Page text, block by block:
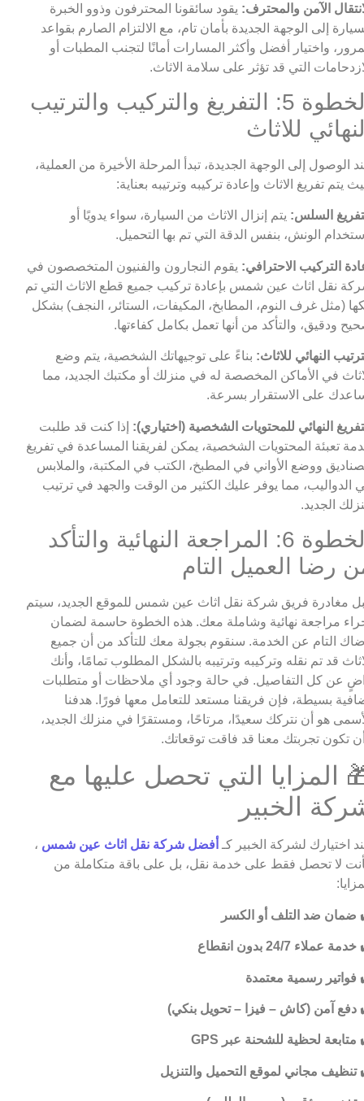
الآمن والمحترف: يقود سائقونا المحترفون وذوو الخبرة
إلى الوجهة الجديدة بأمان تام، مع الالتزام الصارم بقواعد
واختيار أفضل وأكثر المسارات أمانًا لتجنب المطبات أو
التي قد تؤثر على سلامة الاثاث.
الخطوة 5: التفريغ والتركيب والترتيب
للاثاث
الوصول إلى الوجهة الجديدة، تبدأ المرحلة الأخيرة من العملية،
يتم تفريغ الاثاث وإعادة تركيبه وترتيبه بعناية:
السلس: يتم إنزال الاثاث من السيارة، سواء يدويًا أو
الونش، بنفس الدقة التي تم بها التحميل.
التركيب الاحترافي: يقوم النجارون والفنيون المتخصصون في
نقل اثاث عين شمس بإعادة تركيب جميع قطع الاثاث التي تم
(مثل غرف النوم، المطابخ، المكيفات، الستائر، النجف) بشكل
ودقيق، والتأكد من أنها تعمل بكامل كفاءتها.
النهائي للاثاث: بناءً على توجيهاتك الشخصية، يتم وضع
في الأماكن المخصصة له في منزلك أو مكتبك الجديد، مما
على الاستقرار بسرعة.
النهائي للمحتويات الشخصية (اختياري): إذا كنت قد طلبت
تعبئة المحتويات الشخصية، يمكن لفريقنا المساعدة في تفريغ
ووضع الأواني في المطبخ، الكتب في المكتبة، والملابس
الدواليب، مما يوفر عليك الكثير من الوقت والجهد في ترتيب
الجديد.
الخطوة 6: المراجعة النهائية والتأكد
رضا العميل التام
مغادرة فريق شركة نقل اثاث عين شمس للموقع الجديد، سيتم
مراجعة نهائية وشاملة معك. هذه الخطوة حاسمة لضمان
التام عن الخدمة. سنقوم بجولة معك للتأكد من أن جميع
قد تم نقله وتركيبه وترتيبه بالشكل المطلوب تمامًا، وأنك
عن كل التفاصيل. في حالة وجود أي ملاحظات أو متطلبات
بسيطة، فإن فريقنا مستعد للتعامل معها فورًا. هدفنا
هو أن نتركك سعيدًا، مرتاحًا، ومستقرًا في منزلك الجديد،
تكون تجربتك معنا قد فاقت توقعاتك.
المزايا التي تحصل عليها مع
الخبير
اختيارك لشركة الخبير كـ أفضل شركة نقل اثاث عين شمس ،
لا تحصل فقط على خدمة نقل، بل على باقة متكاملة من
ضمان ضد التلف أو الكسر
خدمة عملاء 24/7 بدون انقطاع
فواتير رسمية معتمدة
دفع آمن (كاش – فيزا – تحويل بنكي)
متابعة لحظية للشحنة عبر GPS
تنظيف مجاني لموقع التحميل والتنزيل